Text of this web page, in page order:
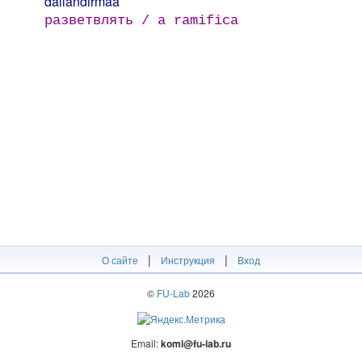
разветвлять / а ramifica
О сайте | Инструкция | Вход
© FU-Lab2026
Email:komi@fu-lab.ru